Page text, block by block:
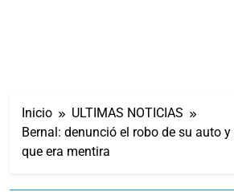
Inicio
ULTIMAS NOTICIAS
Bernal: denunció el robo de su auto
que era mentira